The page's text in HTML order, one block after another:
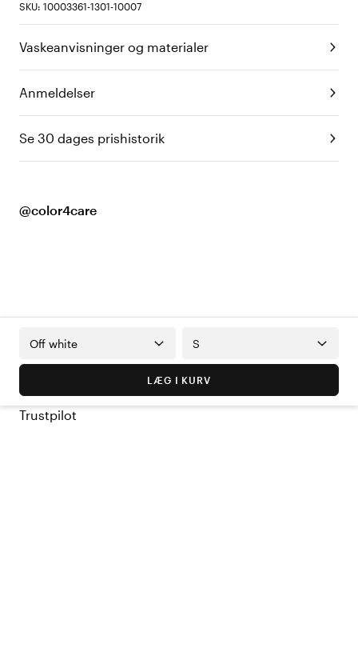
SKU: 10003361-1301-10007
Vaskeanvisninger og materialer
Anmeldelser
Se 30 dages prishistorik
@color4care
Off white S
LÆG I KURV
Trustpilot